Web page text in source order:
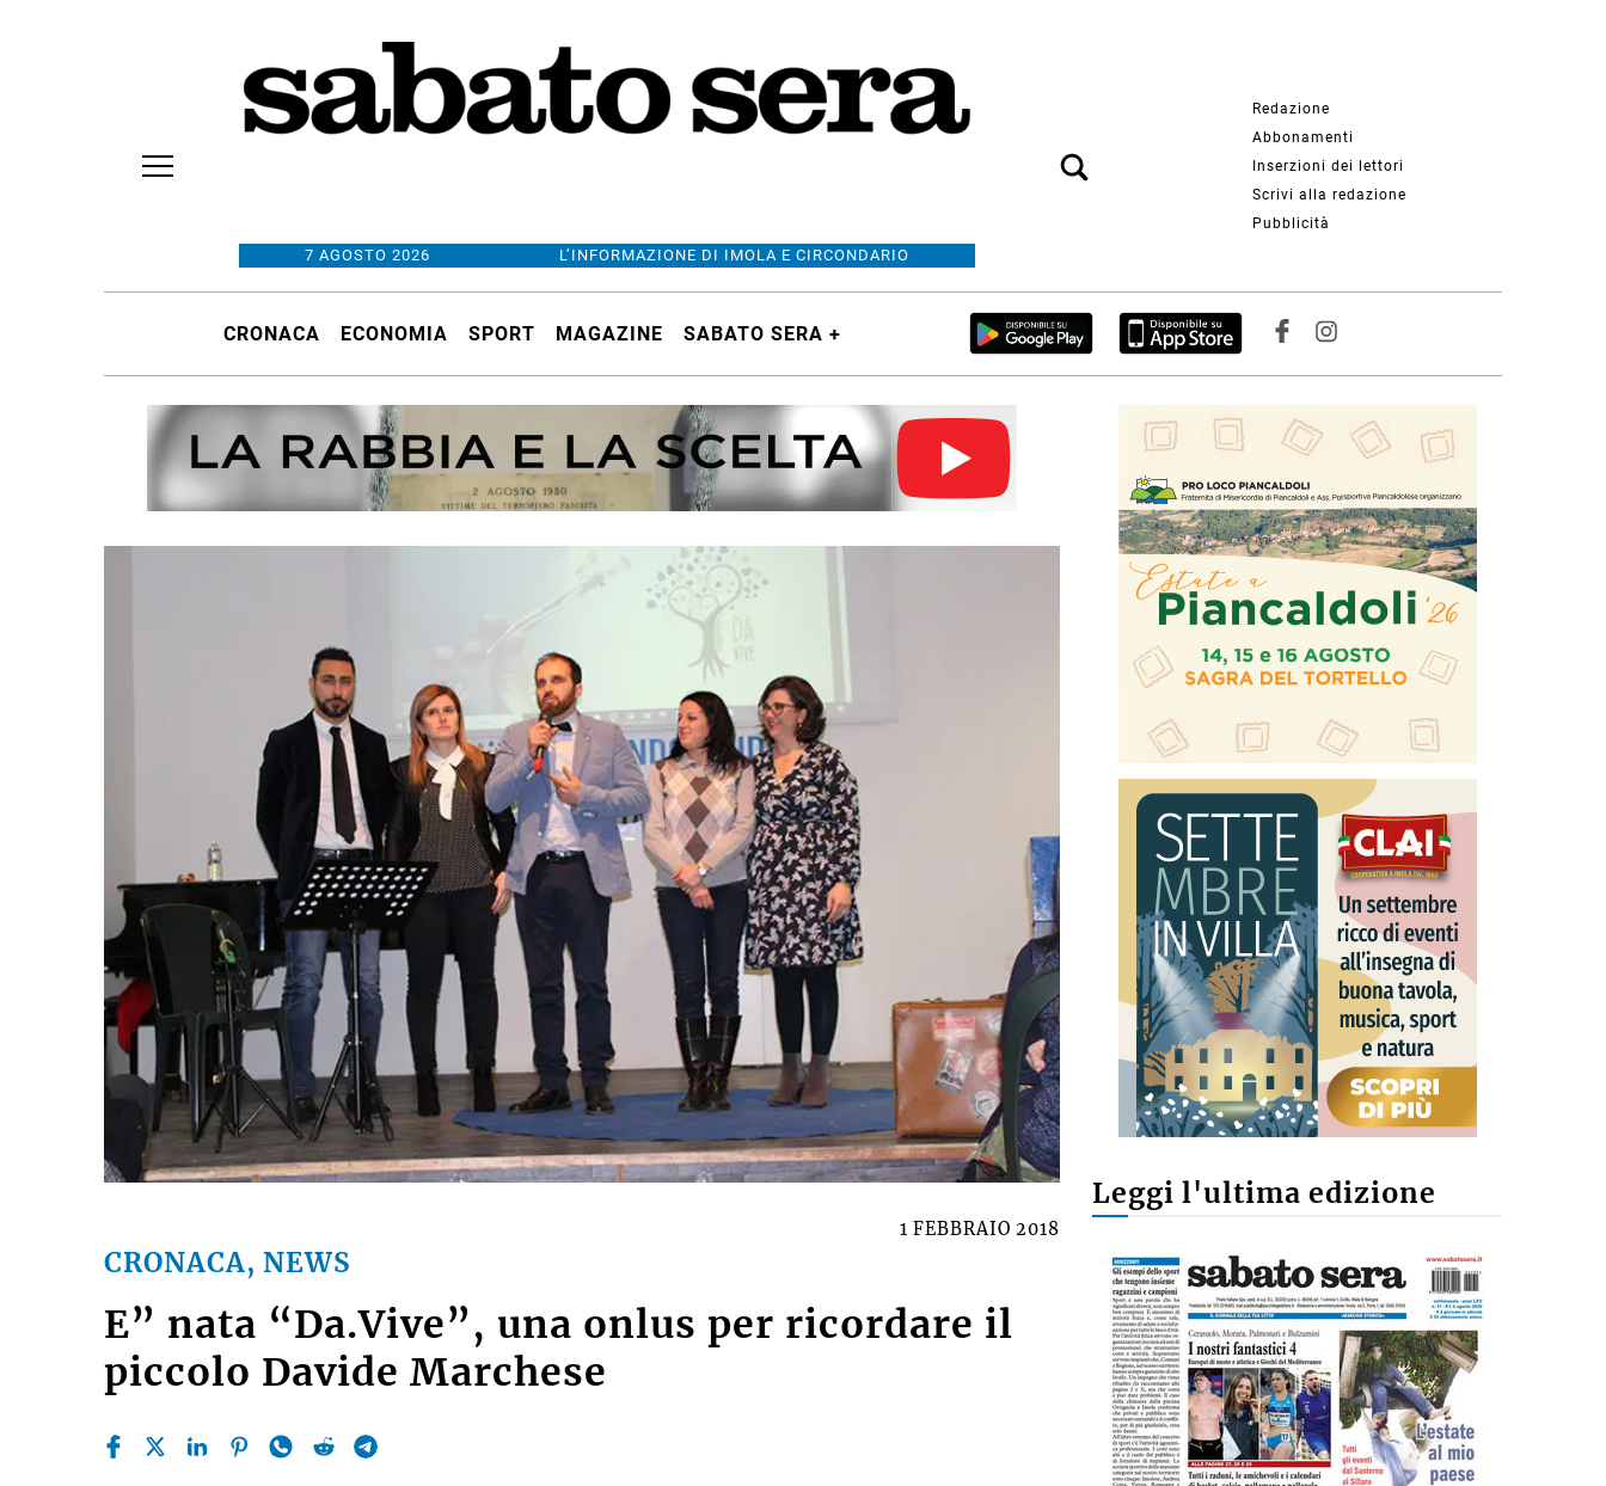
7 AGOSTO 2026 L’INFORMAZIONE DI IMOLA E CIRCONDARIO
Redazione
Abbonamenti
Inserzioni dei lettori
Scrivi alla redazione
Pubblicità
CRONACA ECONOMIA SPORT MAGAZINE SABATO SERA +
CRONACA, NEWS
1 FEBBRAIO 2018
E” nata “Da.Vive”, una onlus per ricordare il
piccolo Davide Marchese
Leggi l'ultima edizione